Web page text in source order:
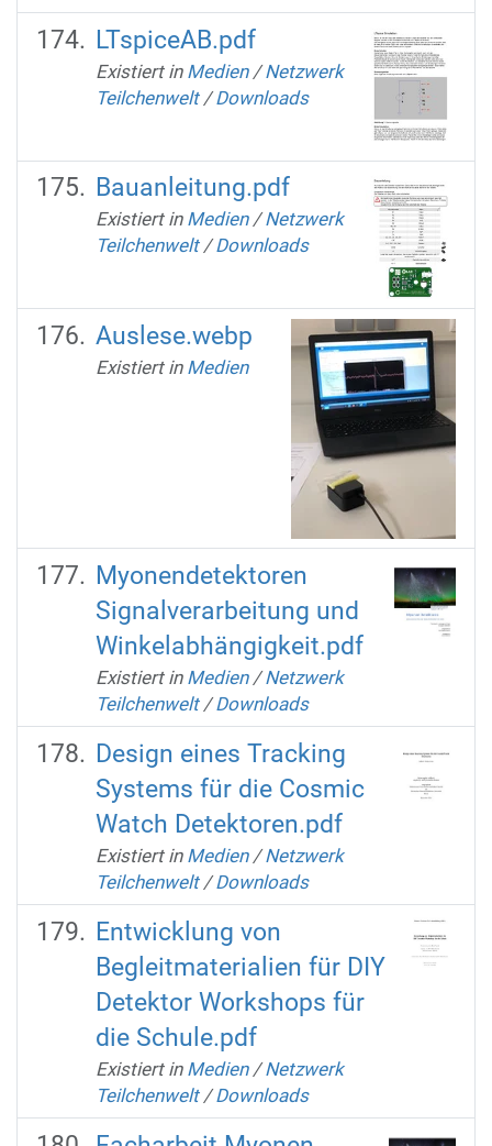
LTspiceAB.pdf
Existiert in Medien /Netzwerk
Teilchenwelt /Downloads
Bauanleitung.pdf
Existiert in Medien /Netzwerk
Teilchenwelt /Downloads
Auslese.webp
Existiert in Medien
Myonendetektoren
Signalverarbeitung und
Winkelabhängigkeit.pdf
Existiert in Medien /Netzwerk
Teilchenwelt /Downloads
Design eines Tracking
Systems für die Cosmic
Watch Detektoren.pdf
Existiert in Medien /Netzwerk
Teilchenwelt /Downloads
Entwicklung von
Begleitmaterialien für DIY
Detektor Workshops für
die Schule.pdf
Existiert in Medien /Netzwerk
Teilchenwelt /Downloads